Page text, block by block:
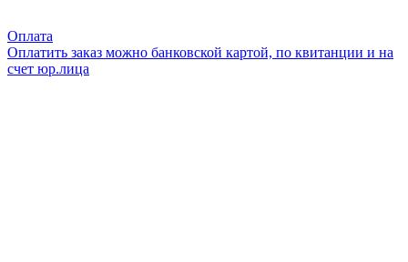
Оплата
Оплатить заказ можно банковской картой, по квитанции и на
счет юр.лица